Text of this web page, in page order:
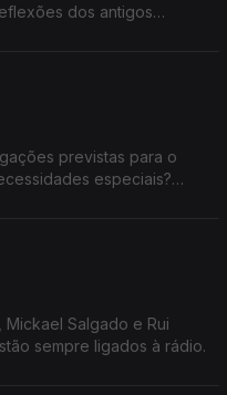
dos antigos
previstas para o
especiais?
Salgado e Rui
sempre ligados à rádio.